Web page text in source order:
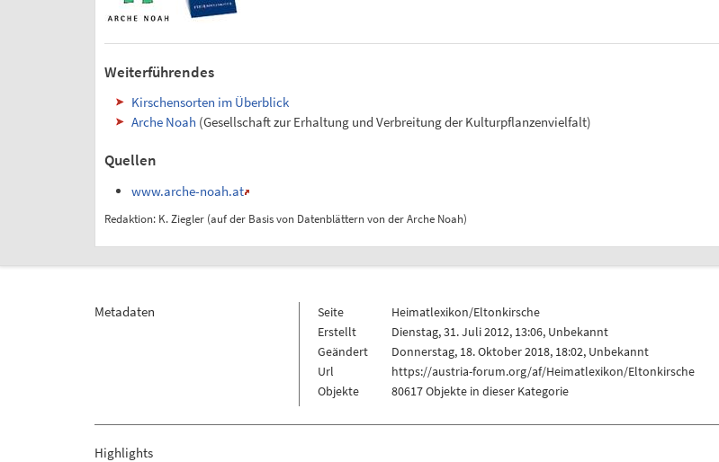
Weiterführendes
Kirschensorten im Überblick
Arche Noah (Gesellschaft zur Erhaltung und Verbreitung der Kulturpflanzenvielfalt)
Quellen
www.arche-noah.at
Redaktion: K. Ziegler (auf der Basis von Datenblättern von der Arche Noah)
Metadaten Seite
Heimatlexikon/Eltonkirsche
Erstellt
Dienstag, 31. Juli 2012, 13:06, Unbekannt
Geändert
Donnerstag, 18. Oktober 2018, 18:02, Unbekannt
Url
https://austria-forum.org/af/Heimatlexikon/Eltonkirsche
Objekte
80617 Objekte in dieser Kategorie
Highlights